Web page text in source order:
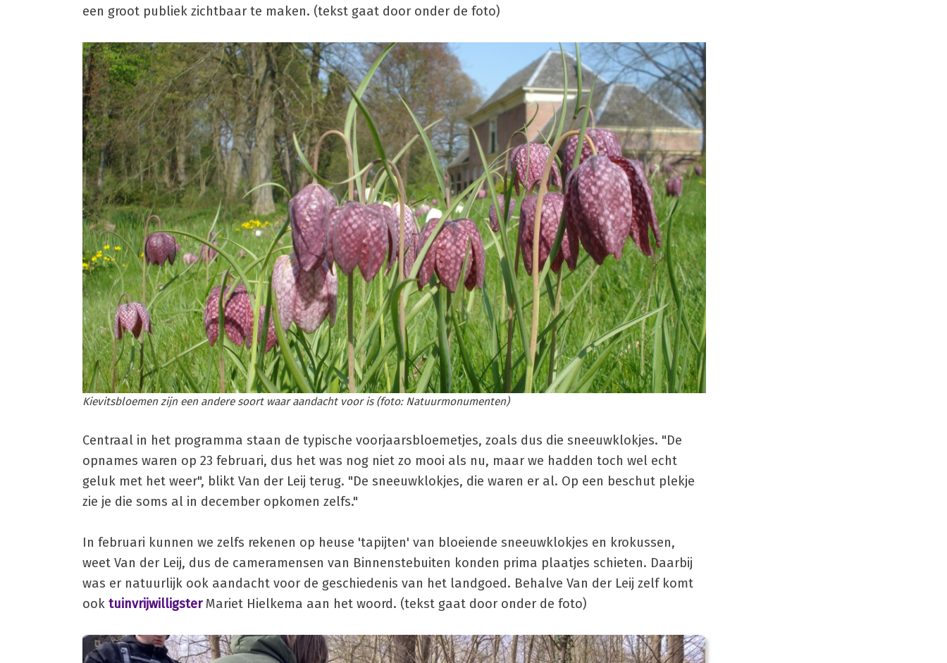
een groot publiek zichtbaar te maken. (tekst gaat door onder de foto)
Kievitsbloemen zijn een andere soort waar aandacht voor is (foto: Natuurmonumenten)
Centraal in het programma staan de typische voorjaarsbloemetjes, zoals dus die sneeuwklokjes. "De
opnames waren op 23 februari, dus het was nog niet zo mooi als nu, maar we hadden toch wel echt
geluk met het weer", blikt Van der Leij terug. "De sneeuwklokjes, die waren er al. Op een beschut plekje
zie je die soms al in december opkomen zelfs."
In februari kunnen we zelfs rekenen op heuse 'tapijten' van bloeiende sneeuwklokjes en krokussen,
weet Van der Leij, dus de cameramensen van Binnenstebuiten konden prima plaatjes schieten. Daarbij
was er natuurlijk ook aandacht voor de geschiedenis van het landgoed. Behalve Van der Leij zelf komt
ook tuinvrijwilligsterMariet Hielkema aan het woord. (tekst gaat door onder de foto)